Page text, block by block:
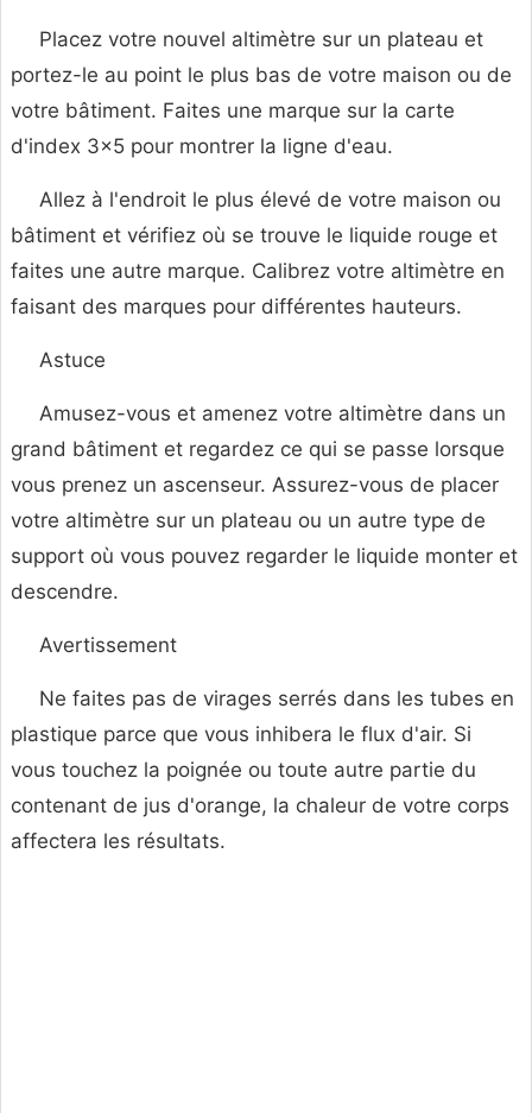
Placez votre nouvel altimètre sur un plateau et
portez-le au point le plus bas de votre maison ou de
votre bâtiment. Faites une marque sur la carte
d'index 3x5 pour montrer la ligne d'eau.
Allez à l'endroit le plus élevé de votre maison ou
bâtiment et vérifiez où se trouve le liquide rouge et
faites une autre marque. Calibrez votre altimètre en
faisant des marques pour différentes hauteurs.
Astuce
Amusez-vous et amenez votre altimètre dans un
grand bâtiment et regardez ce qui se passe lorsque
vous prenez un ascenseur. Assurez-vous de placer
votre altimètre sur un plateau ou un autre type de
support où vous pouvez regarder le liquide monter et
descendre.
Avertissement
Ne faites pas de virages serrés dans les tubes en
plastique parce que vous inhibera le flux d'air. Si
vous touchez la poignée ou toute autre partie du
contenant de jus d'orange, la chaleur de votre corps
affectera les résultats.